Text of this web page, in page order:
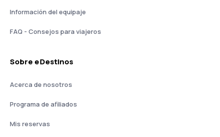
Información del equipaje
FAQ - Consejos para viajeros
Sobre eDestinos
Acerca de nosotros
Programa de afiliados
Mis reservas